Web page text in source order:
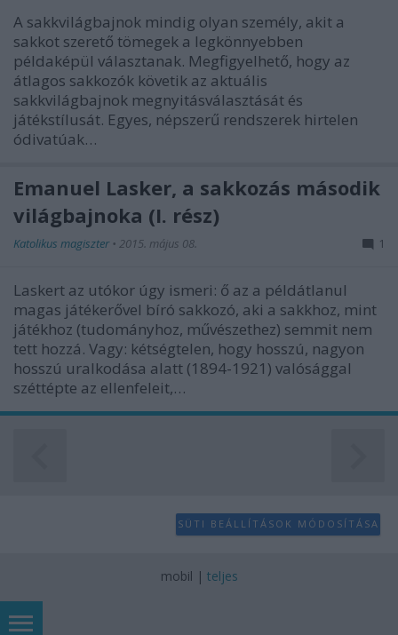
A sakkvilágbajnok mindig olyan személy, akit a
sakkot szerető tömegek a legkönnyebben
példaképül választanak. Megfigyelhető, hogy az
átlagos sakkozók követik az aktuális
sakkvilágbajnok megnyitásválasztását és
játékstílusát. Egyes, népszerű rendszerek hirtelen
ódivatúak…
Emanuel Lasker, a sakkozás második
világbajnoka (I. rész)
Katolikus magiszter • 2015. május 08. 1
Laskert az utókor úgy ismeri: ő az a példátlanul
magas játékerővel bíró sakkozó, aki a sakkhoz, mint
játékhoz (tudományhoz, művészethez) semmit nem
tett hozzá. Vagy: kétségtelen, hogy hosszú, nagyon
hosszú uralkodása alatt (1894-1921) valósággal
széttépte az ellenfeleit,…
Állások, lépések, kombinációk
SÜTI BEÁLLÍTÁSOK MÓDOSÍTÁSA
mobil | teljes